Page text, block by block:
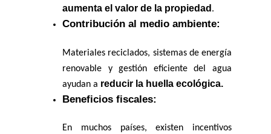
aumenta el valor de la propiedad.
Contribución al medio ambiente:
Materiales reciclados, sistemas de energía
renovable y gestión eficiente del agua
ayudan a reducir la huella ecológica.
Beneficios fiscales:
En muchos países, existen incentivos